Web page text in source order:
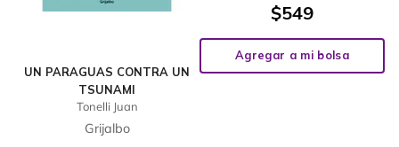
UN PARAGUAS CONTRA UN
TSUNAMI
Tonelli Juan
Grijalbo
$549
Agregar a mi bolsa